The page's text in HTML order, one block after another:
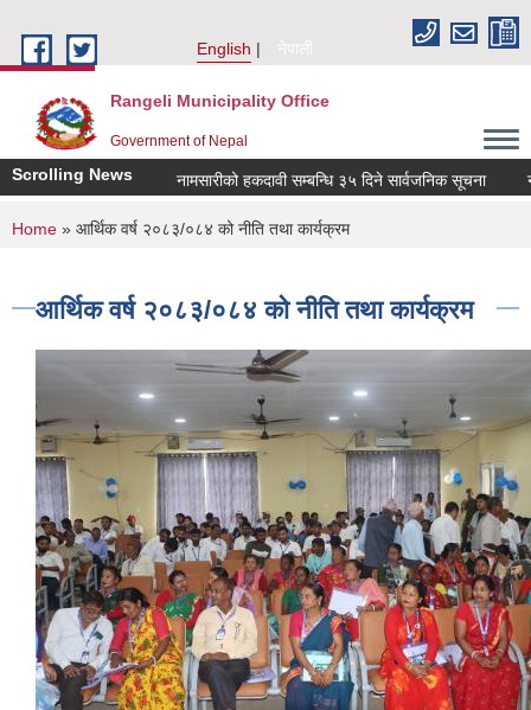
English
नेपाली
Rangeli Municipality Office
Government of Nepal
Scrolling News नामसारीको हकदावी सम्बन्धि ३५ दिने सार्वजनिक सूचना
You are here
Home » आर्थिक वर्ष २०८३/०८४ को नीति तथा कार्यक्रम
आर्थिक वर्ष २०८३/०८४ को नीति तथा कार्यक्रम